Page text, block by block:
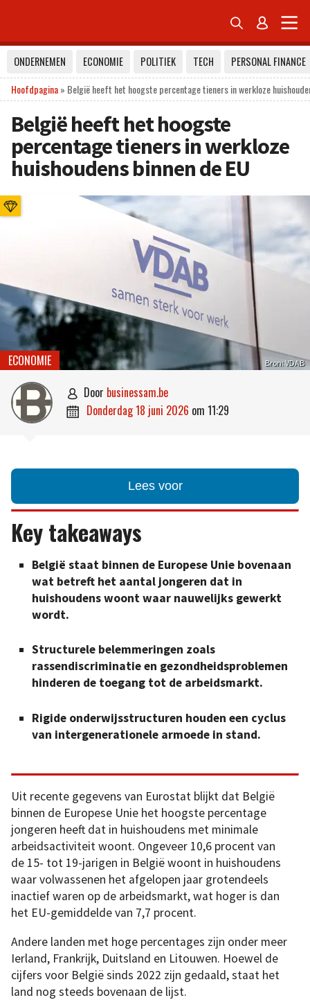
 
ONDERNEMEN ECONOMIE POLITIEK TECH
PERSONAL FINANCE
Hoofdpagina» België heeft het hoogste percentage tieners in werkloze
België heeft het hoogste
percentage tieners in werkloze
huishoudens binnen de EU
Bron: VDAB
ECONOMIE
 door businessam.be
 donderdag 18 juni 2026 om 11:29
Lees voor
Key takeaways
België staat binnen de Europese Unie bovenaan
wat betreft het aantal jongeren dat in
huishoudens woont waar nauwelijks gewerkt
wordt.
Structurele belemmeringen zoals
rassendiscriminatie en gezondheidsproblemen
hinderen de toegang tot de arbeidsmarkt.
Rigide onderwijsstructuren houden een cyclus
van intergenerationele armoede in stand.
Uit recente gegevens van Eurostat blijkt dat België
binnen de Europese Unie het hoogste percentage
jongeren heeft dat in huishoudens met minimale
arbeidsactiviteit woont. Ongeveer 10,6 procent van
de 15- tot 19-jarigen in België woont in huishoudens
waar volwassenen het afgelopen jaar grotendeels
inactief waren op de arbeidsmarkt, wat hoger is dan
het EU-gemiddelde van 7,7 procent.
Andere landen met hoge percentages zijn onder meer
Ierland, Frankrijk, Duitsland en Litouwen. Hoewel de
cijfers voor België sinds 2022 zijn gedaald, staat het
land nog steeds bovenaan de lijst.